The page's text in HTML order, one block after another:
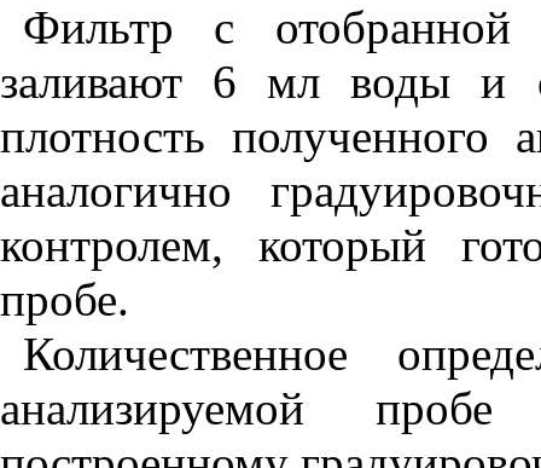
Фильтр с отобранной
заливают 6 мл воды и
плотность полученного
аналогично
контролем, который
пробе.
Количественное
анализируемой